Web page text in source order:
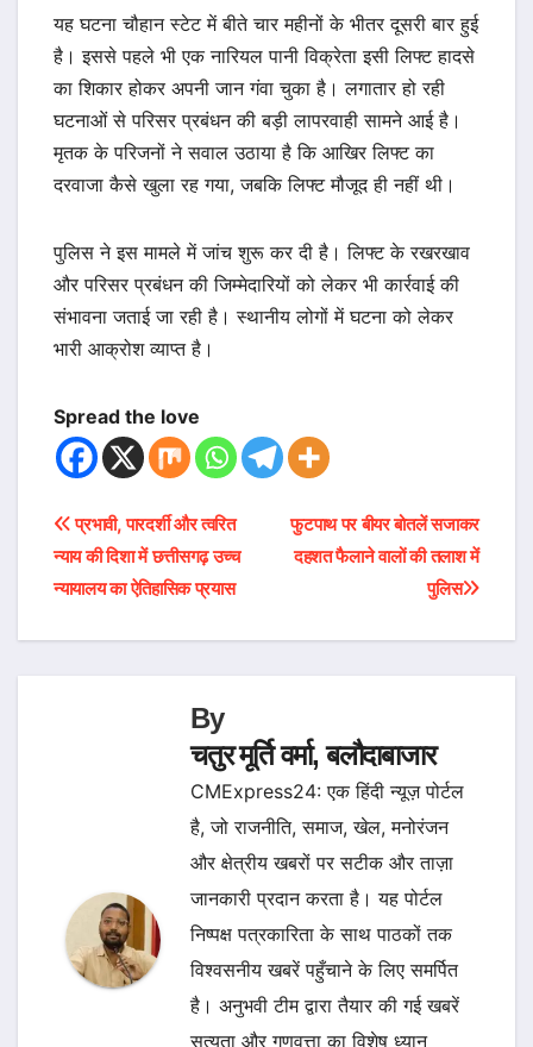
यह घटना चौहान स्टेट में बीते चार महीनों के भीतर दूसरी बार हुई
है। इससे पहले भी एक नारियल पानी विक्रेता इसी लिफ्ट हादसे
का शिकार होकर अपनी जान गंवा चुका है। लगातार हो रही
घटनाओं से परिसर प्रबंधन की बड़ी लापरवाही सामने आई है।
मृतक के परिजनों ने सवाल उठाया है कि आखिर लिफ्ट का
दरवाजा कैसे खुला रह गया, जबकि लिफ्ट मौजूद ही नहीं थी।
पुलिस ने इस मामले में जांच शुरू कर दी है। लिफ्ट के रखरखाव
और परिसर प्रबंधन की जिम्मेदारियों को लेकर भी कार्रवाई की
संभावना जताई जा रही है। स्थानीय लोगों में घटना को लेकर
भारी आक्रोश व्याप्त है।
Spread the love
Post
navigation
फुटपाथ पर बीयर बोतलें सजाकर
दहशत फैलाने वालों की तलाश में
पुलिस
प्रभावी, पारदर्शी और त्वरित
न्याय की दिशा में छत्तीसगढ़ उच्च
न्यायालय का ऐतिहासिक प्रयास
By
चतुर मूर्ति वर्मा, बलौदाबाजार
CMExpress24: एक हिंदी न्यूज़ पोर्टल
है, जो राजनीति, समाज, खेल, मनोरंजन
और क्षेत्रीय खबरों पर सटीक और ताज़ा
जानकारी प्रदान करता है। यह पोर्टल
निष्पक्ष पत्रकारिता के साथ पाठकों तक
विश्वसनीय खबरें पहुँचाने के लिए समर्पित
है। अनुभवी टीम द्वारा तैयार की गई खबरें
सत्यता और गुणवत्ता का विशेष ध्यान